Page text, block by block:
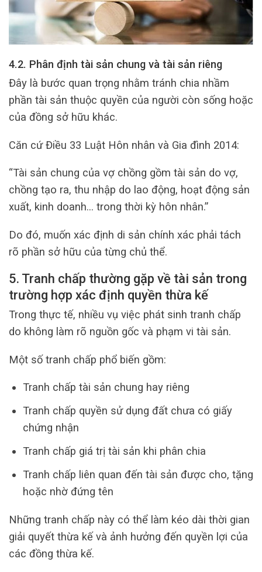
4.2. Phân định tài sản chung và tài sản riêng
Đây là bước quan trọng nhằm tránh chia nhầm
phần tài sản thuộc quyền của người còn sống hoặc
của đồng sở hữu khác.
Căn cứ Điều 33 Luật Hôn nhân và Gia đình 2014:
“Tài sản chung của vợ chồng gồm tài sản do vợ,
chồng tạo ra, thu nhập do lao động, hoạt động sản
xuất, kinh doanh… trong thời kỳ hôn nhân.”
Do đó, muốn xác định di sản chính xác phải tách
rõ phần sở hữu của từng chủ thể.
5. Tranh chấp thường gặp về tài sản trong
trường hợp xác định quyền thừa kế
Trong thực tế, nhiều vụ việc phát sinh tranh chấp
do không làm rõ nguồn gốc và phạm vi tài sản.
Một số tranh chấp phổ biến gồm:
Tranh chấp tài sản chung hay riêng
Tranh chấp quyền sử dụng đất chưa có giấy
chứng nhận
Tranh chấp giá trị tài sản khi phân chia
Tranh chấp liên quan đến tài sản được cho, tặng
hoặc nhờ đứng tên
Những tranh chấp này có thể làm kéo dài thời gian
giải quyết thừa kế và ảnh hưởng đến quyền lợi của
các đồng thừa kế.